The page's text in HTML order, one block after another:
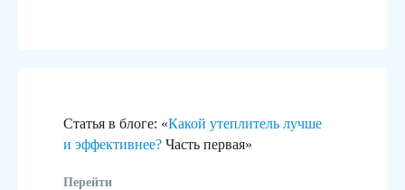
Статья в блоге: «Какой утеплитель лучше
и эффективнее? Часть первая»
Перейти